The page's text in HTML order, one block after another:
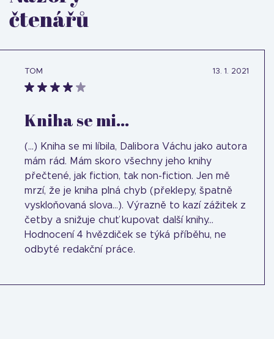
čtenářů
TOM 13. 1. 2021
Kniha se mi...
(...) Kniha se mi líbila, Dalibora Váchu jako autora
mám rád. Mám skoro všechny jeho knihy
přečtené, jak fiction, tak non-fiction. Jen mě
mrzí, že je kniha plná chyb (překlepy, špatně
vyskloňovaná slova...). Výrazně to kazí zážitek z
četby a snižuje chuť kupovat další knihy...
Hodnocení 4 hvězdiček se týká příběhu, ne
odbyté redakční práce.